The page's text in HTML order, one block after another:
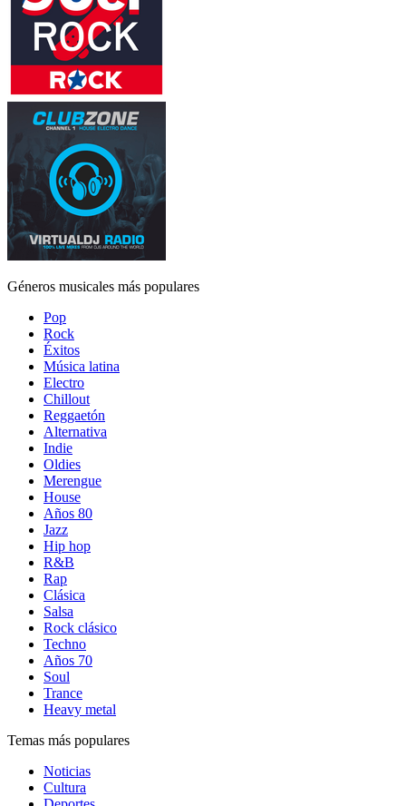
Géneros musicales más populares
Pop
Rock
Éxitos
Música latina
Electro
Chillout
Reggaetón
Alternativa
Indie
Oldies
Merengue
House
Años 80
Jazz
Hip hop
R&B
Rap
Clásica
Salsa
Rock clásico
Techno
Años 70
Soul
Trance
Heavy metal
Temas más populares
Noticias
Cultura